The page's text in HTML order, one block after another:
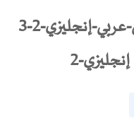
نهائي-عربي-إنجليزي-2-3.pdf” title=”نهائي عربي